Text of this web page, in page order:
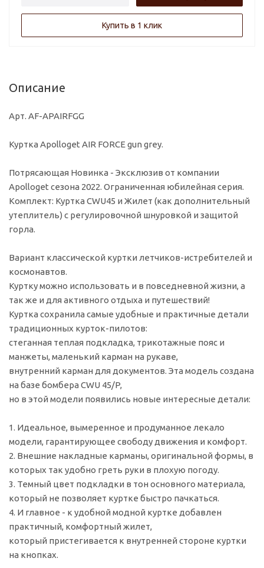
Купить в 1 клик
Описание
Арт. AF-APAIRFGG
Куртка Apolloget AIR FORCE gun grey.
Потрясающая Новинка - Эксклюзив от компании
Apolloget сезона 2022. Ограниченная юбилейная серия.
Комплект: Куртка CWU45 и Жилет (как дополнительный
утеплитель) с регулировочной шнуровкой и защитой
горла.
Вариант классической куртки летчиков-истребителей и
космонавтов.
Куртку можно использовать и в повседневной жизни, а
так же и для активного отдыха и путешествий!
Куртка сохранила самые удобные и практичные детали
традиционных курток-пилотов:
стеганная теплая подкладка, трикотажные пояс и
манжеты, маленький карман на рукаве,
внутренний карман для документов. Эта модель создана
на базе бомбера CWU 45/P,
но в этой модели появились новые интересные детали:
1. Идеальное, вымеренное и продуманное лекало
модели, гарантирующее свободу движения и комфорт.
2. Внешние накладные карманы, оригинальной формы, в
которых так удобно греть руки в плохую погоду.
3. Темный цвет подкладки в тон основного материала,
который не позволяет куртке быстро пачкаться.
4. И главное - к удобной модной куртке добавлен
практичный, комфортный жилет,
который пристегивается к внутренней стороне куртки
на кнопках.